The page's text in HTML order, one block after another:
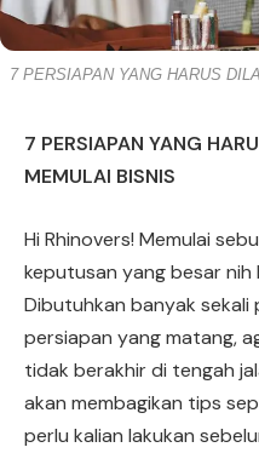
7 PERSIAPAN YANG HARUS
7 PERSIAPAN YANG
MEMULAI BISNIS
Hi Rhinovers! Memulai
keputusan yang besar nih
Dibutuhkan banyak
persiapan yang matang,
tidak berakhir di tengah
akan membagikan tips
perlu kalian lakukan